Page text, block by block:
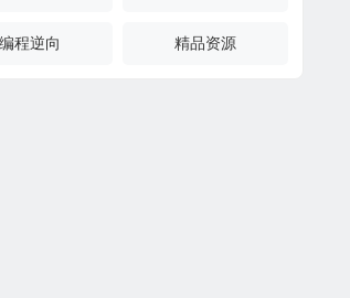
编程逆向 精品资源